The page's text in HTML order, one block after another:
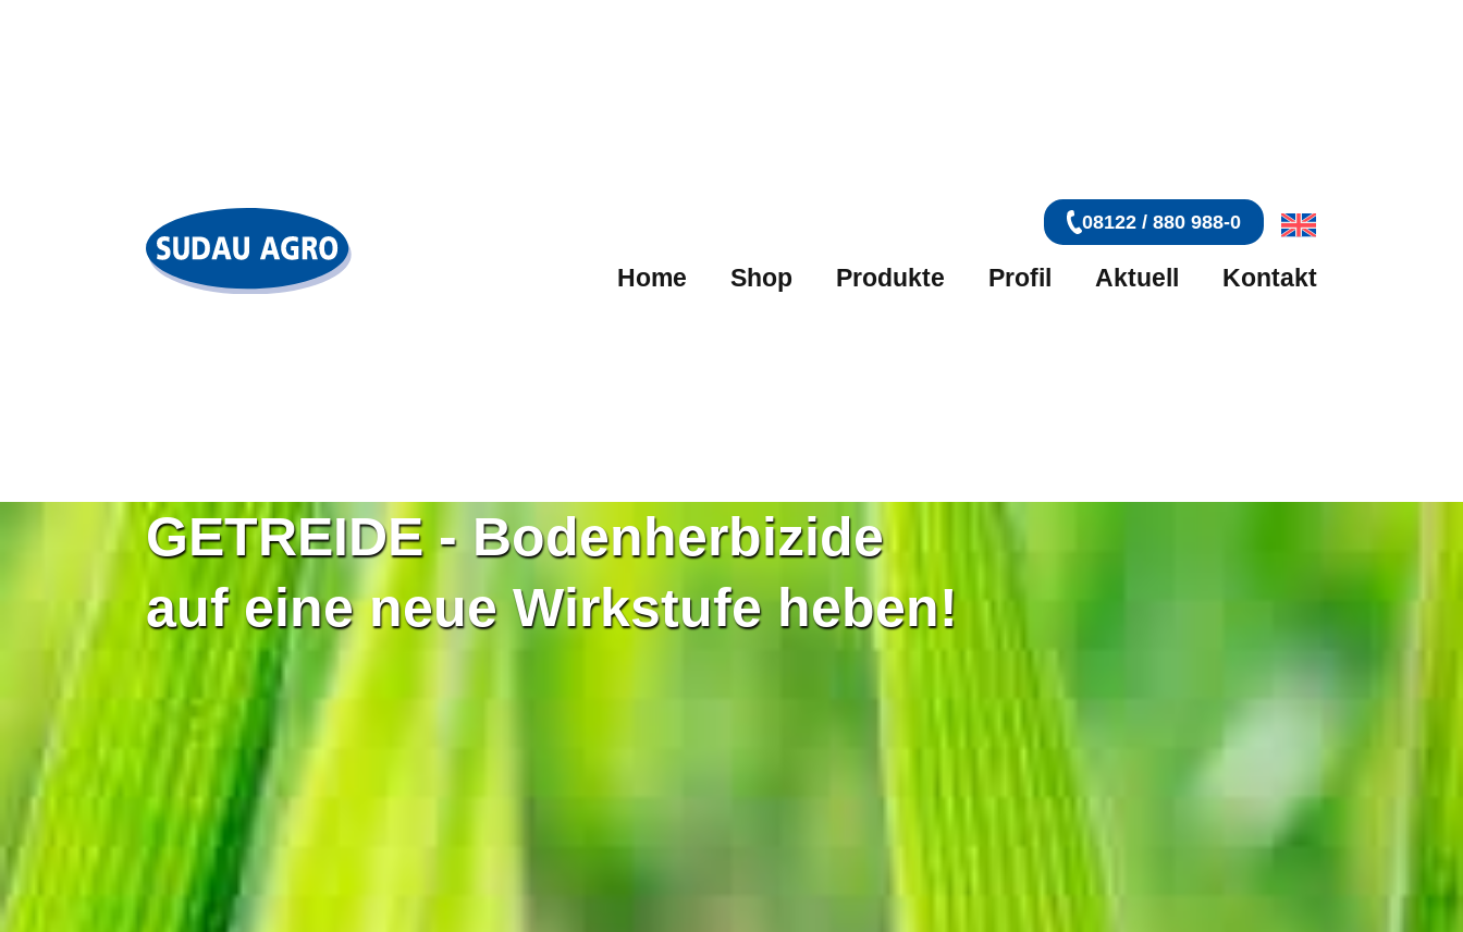
08122 / 880 988-0
Home Shop Produkte Profil Aktuell Kontakt
GETREIDE - Bodenherbizide
auf eine neue Wirkstufe heben!